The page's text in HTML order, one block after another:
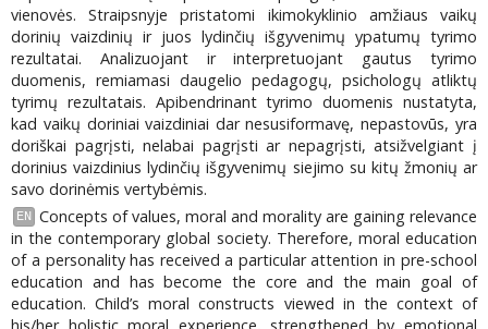
vienovės. Straipsnyje pristatomi ikimokyklinio amžiaus vaikų
dorinių vaizdinių ir juos lydinčių išgyvenimų ypatumų tyrimo
rezultatai. Analizuojant ir interpretuojant gautus tyrimo
duomenis, remiamasi daugelio pedagogų, psichologų atliktų
tyrimų rezultatais. Apibendrinant tyrimo duomenis nustatyta,
kad vaikų doriniai vaizdiniai dar nesusiformavę, nepastovūs, yra
doriškai pagrįsti, nelabai pagrįsti ar nepagrįsti, atsižvelgiant į
dorinius vaizdinius lydinčių išgyvenimų siejimo su kitų žmonių ar
savo dorinėmis vertybėmis.
EN
Concepts of values, moral and morality are gaining relevance
in the contemporary global society. Therefore, moral education
of a personality has received a particular attention in pre-school
education and has become the core and the main goal of
education. Child’s moral constructs viewed in the context of